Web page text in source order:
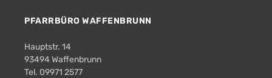
PFARRBÜRO WAFFENBRUNN
Hauptstr. 14
93494 Waffenbrunn
Tel. 09971 2577